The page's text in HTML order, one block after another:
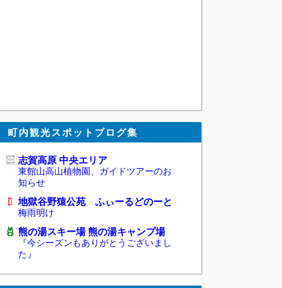
町内観光スポットブログ集
志賀高原 中央エリア
東館山高山植物園、ガイドツアーのお
知らせ
地獄谷野猿公苑 ふぃーるどのーと
梅雨明け
熊の湯スキー場 熊の湯キャンプ場
『今シーズンもありがとうございまし
た』